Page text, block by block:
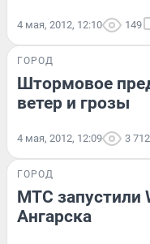
4 мая, 2012, 12:10 149
ГОРОД
Штормовое
ветер и грозы
4 мая, 2012, 12:09 3 712
ГОРОД
МТС запустили
Ангарска